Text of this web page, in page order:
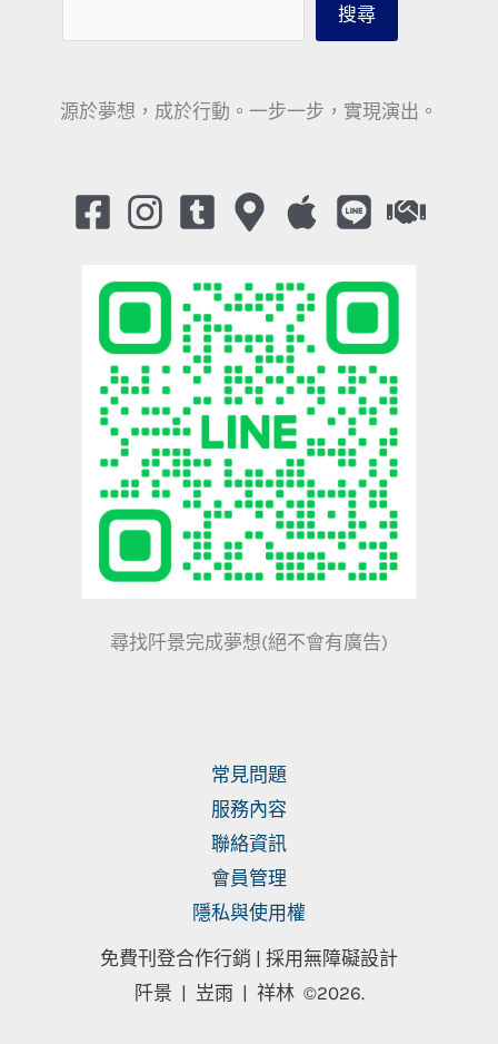
搜尋
源於夢想，成於行動。一步一步，實現演出。
尋找阡景完成夢想(絕不會有廣告)
常見問題
服務內容
聯絡資訊
會員管理
隱私與使用權
免費刊登合作行銷 | 採用無障礙設計
阡景 | 岦雨 | 祥林 ©2026.